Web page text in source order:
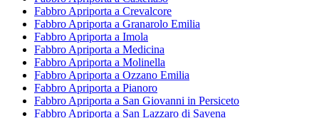
Fabbro Apriporta a Crevalcore
Fabbro Apriporta a Granarolo Emilia
Fabbro Apriporta a Imola
Fabbro Apriporta a Medicina
Fabbro Apriporta a Molinella
Fabbro Apriporta a Ozzano Emilia
Fabbro Apriporta a Pianoro
Fabbro Apriporta a San Giovanni in Persiceto
Fabbro Apriporta a San Lazzaro di Savena